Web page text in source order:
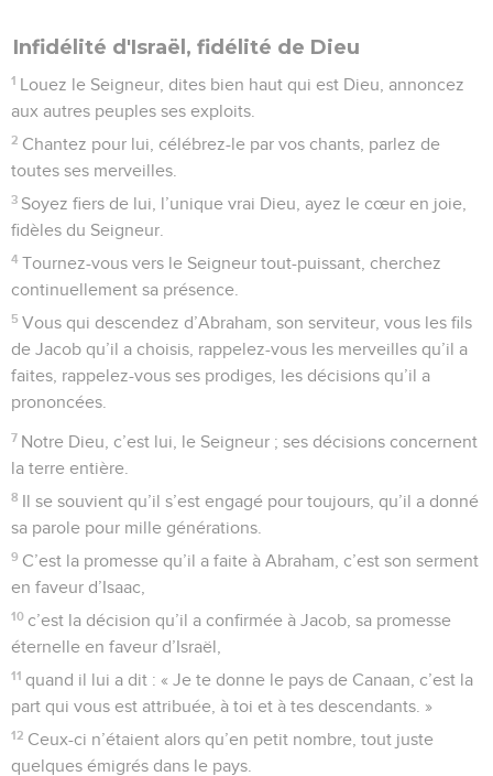
Infidélité d'Israël, fidélité de Dieu
1 Louez le Seigneur, dites bien haut qui est Dieu, annoncez
aux autres peuples ses exploits.
2 Chantez pour lui, célébrez-le par vos chants, parlez de
toutes ses merveilles.
3 Soyez fiers de lui, l’unique vrai Dieu, ayez le cœur en joie,
fidèles du Seigneur.
4 Tournez-vous vers le Seigneur tout-puissant, cherchez
continuellement sa présence.
5 Vous qui descendez d’Abraham, son serviteur, vous les fils
de Jacob qu’il a choisis, rappelez-vous les merveilles qu’il a
faites, rappelez-vous ses prodiges, les décisions qu’il a
prononcées.
7 Notre Dieu, c’est lui, le Seigneur ; ses décisions concernent
la terre entière.
8 Il se souvient qu’il s’est engagé pour toujours, qu’il a donné
sa parole pour mille générations.
9 C’est la promesse qu’il a faite à Abraham, c’est son serment
en faveur d’Isaac,
10 c’est la décision qu’il a confirmée à Jacob, sa promesse
éternelle en faveur d’Israël,
11 quand il lui a dit : « Je te donne le pays de Canaan, c’est la
part qui vous est attribuée, à toi et à tes descendants. »
12 Ceux-ci n’étaient alors qu’en petit nombre, tout juste
quelques émigrés dans le pays.